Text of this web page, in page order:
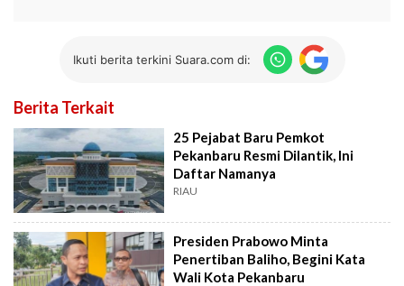
Ikuti berita terkini Suara.com di:
Berita Terkait
25 Pejabat Baru Pemkot
Pekanbaru Resmi Dilantik, Ini
Daftar Namanya
RIAU
Presiden Prabowo Minta
Penertiban Baliho, Begini Kata
Wali Kota Pekanbaru